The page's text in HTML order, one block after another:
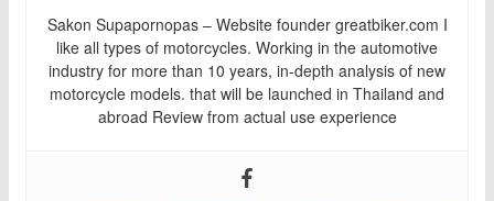
Sakon Supapornopas – Website founder greatbiker.com I
like all types of motorcycles. Working in the automotive
industry for more than 10 years, in-depth analysis of new
motorcycle models. that will be launched in Thailand and
abroad Review from actual use experience